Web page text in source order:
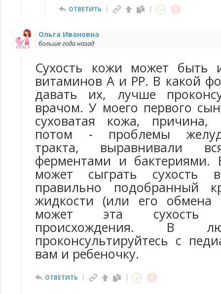
ОТВЕТИТЬ
Ольга Ивановна
больше года назад
Сухость кожи может быть
витаминов А и РР. В какой
давать их, лучше
врачом. У моего первого
суховатая кожа, причина,
потом - проблемы
тракта, выравнивали
ферментами и бактериями.
может сыграть сухость
правильно подобранный
жидкости (или его обмена
может эта сухость
происхождения. В
проконсультируйтесь с
вам и ребеночку.
ОТВЕТИТЬ